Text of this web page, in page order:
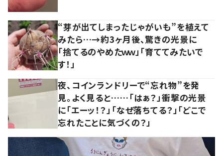
“芽が出てしまったじゃがいも”を植えて
みたら…→約3ヶ月後、驚きの光景に
「捨てるのやめたｗｗ」「育ててみたいで
す！」
夜、コインランドリーで“忘れ物”を発
見。よく見ると……「はぁ？」衝撃の光景
に「エーッ！？」「なぜ落ちてる？」「どこで
忘れたことに気づくの？」